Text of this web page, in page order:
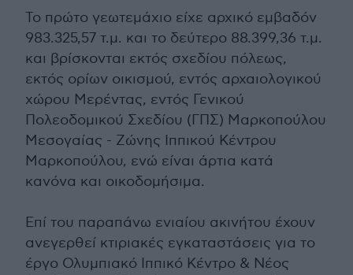
Το πρώτο γεωτεμάχιο είχε αρχικό εμβαδόν
983.325,57 τ.μ. και το δεύτερο 88.399,36 τ.μ.
και βρίσκονται εκτός σχεδίου πόλεως,
εκτός ορίων οικισμού, εντός αρχαιολογικού
χώρου Μερέντας, εντός Γενικού
Πολεοδομικού Σχεδίου (ΓΠΣ) Μαρκοπούλου
Μεσογαίας - Ζώνης Ιππικού Κέντρου
Μαρκοπούλου, ενώ είναι άρτια κατά
κανόνα και οικοδομήσιμα.
Επί τoυ παραπάνω ενιαίου ακινήτου έχουν
ανεγερθεί κτιριακές εγκαταστάσεις για το
έργο Ολυμπιακό Ιππικό Κέντρο & Νέος